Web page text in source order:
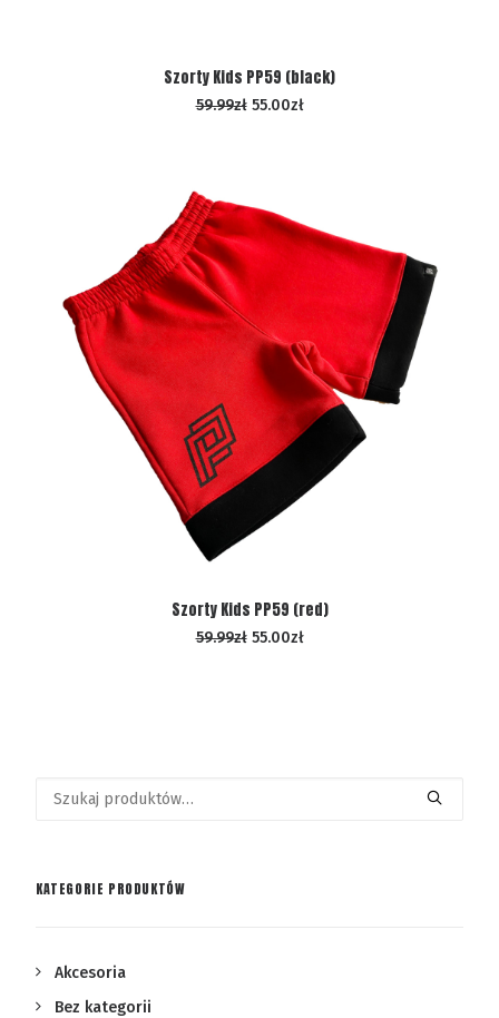
WYBIERZ OPCJE
Szorty Kids PP59 (black)
59.99zł 55.00zł
WYBIERZ OPCJE
Szorty Kids PP59 (red)
59.99zł 55.00zł
Szukaj:
KATEGORIE PRODUKTÓW
Akcesoria
Bez kategorii